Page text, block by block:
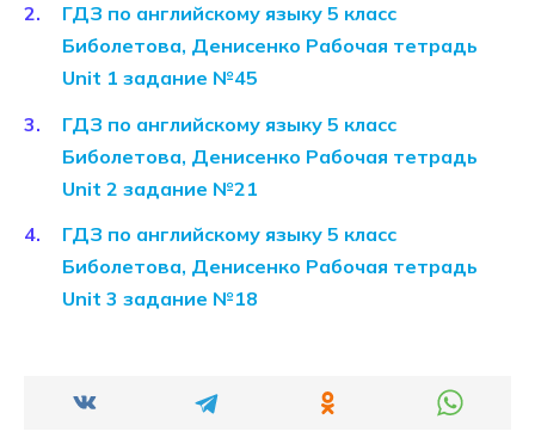
ГДЗ по английскому языку 5 класс
Биболетова, Денисенко Рабочая тетрадь
Unit 1 задание №45
ГДЗ по английскому языку 5 класс
Биболетова, Денисенко Рабочая тетрадь
Unit 2 задание №21
ГДЗ по английскому языку 5 класс
Биболетова, Денисенко Рабочая тетрадь
Unit 3 задание №18